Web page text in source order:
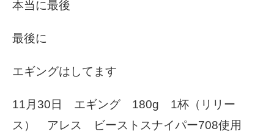
本当に最後
最後に
エギングはしてます
11月30日 エギング 180g 1杯（リリー
ス） アレス ビーストスナイパー708使用